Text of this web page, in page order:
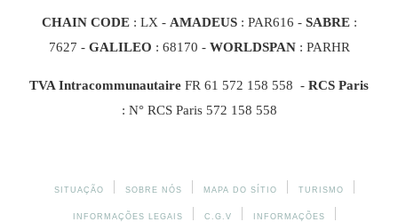
CHAIN CODE: LX - AMADEUS : PAR616 - SABRE :
7627 - GALILEO : 68170 - WORLDSPAN : PARHR
TVA Intracommunautaire FR 61 572 158 558 - RCS Paris
: N° RCS Paris 572 158 558
SITUAÇÃO SOBRE NÓS MAPA DO SÍTIO TURISMO
INFORMAÇÕES LEGAIS C.G.V INFORMAÇÕES